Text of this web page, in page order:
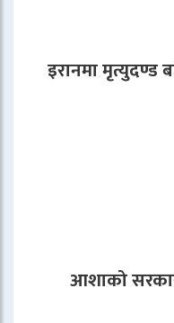
इरानमा मृत्युदण्ड
आशाको